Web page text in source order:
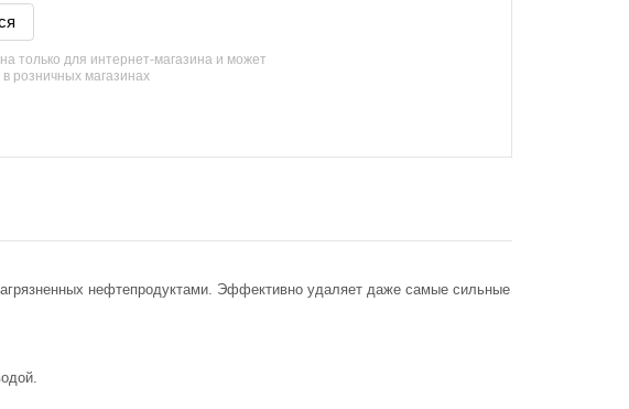
только для интернет-магазина и может
розничных магазинах
нефтепродуктами. Эффективно удаляет даже самые сильные